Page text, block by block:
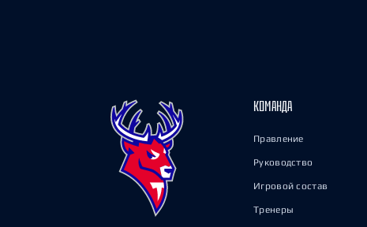
КОМАНДА
Правление
Руководство
Игровой состав
Тренеры